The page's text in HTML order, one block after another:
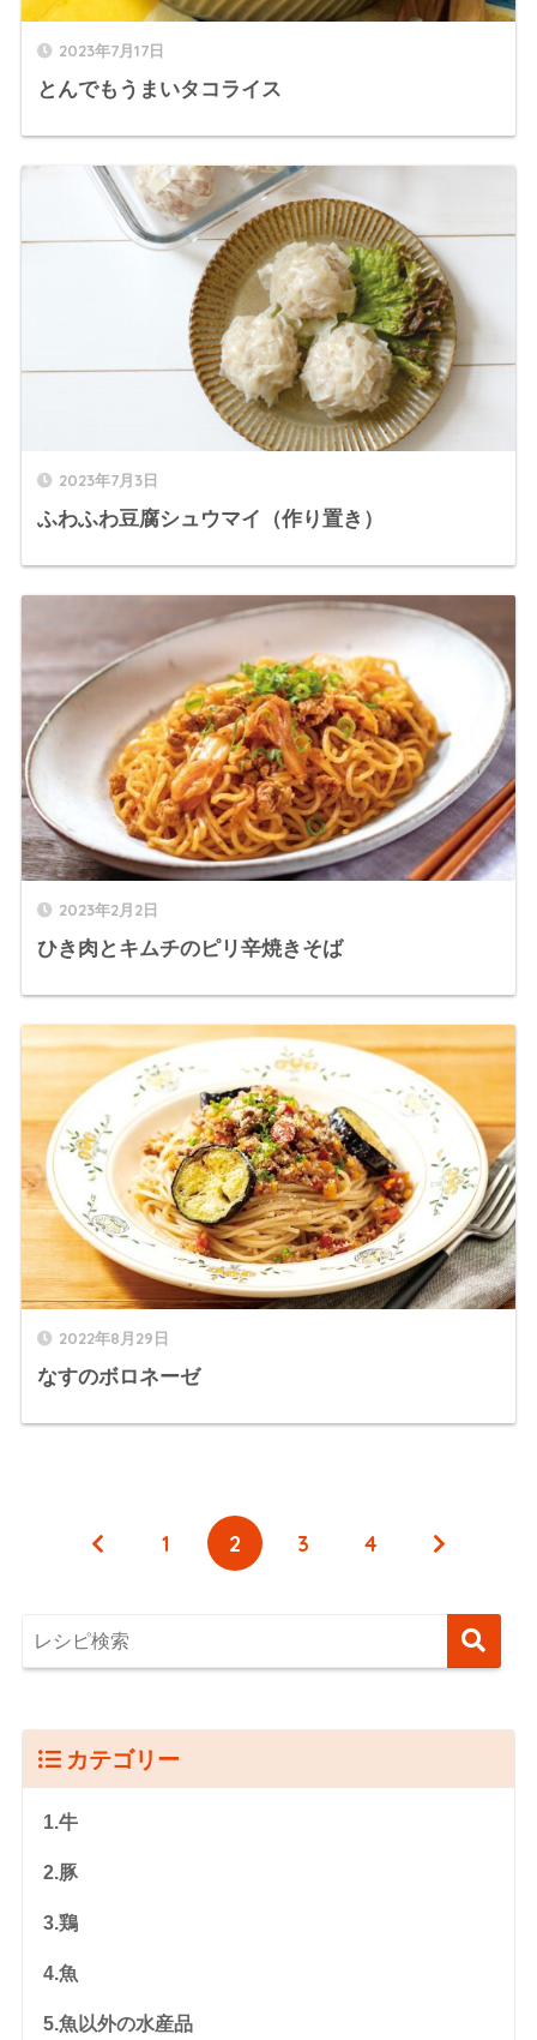
2023年7月17日
とんでもうまいタコライス
2023年7月3日
ふわふわ豆腐シュウマイ（作り置き）
2023年2月2日
ひき肉とキムチのピリ辛焼きそば
2022年8月29日
なすのボロネーゼ
1 2 3 4
カテゴリー
1.牛
2.豚
3.鶏
4.魚
5.魚以外の水産品